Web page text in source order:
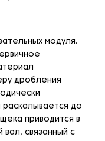
модуля.
дробления
до
приводится в
вал, связанный с